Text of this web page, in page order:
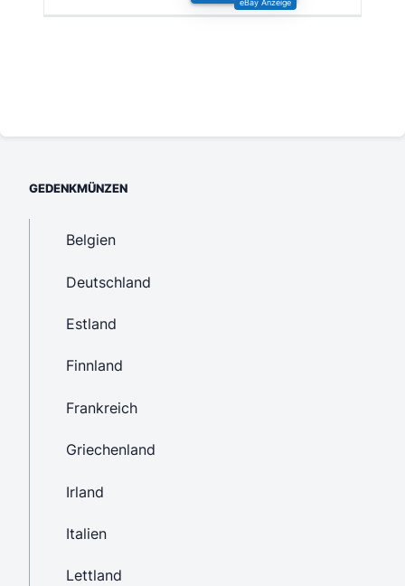
GEDENKMÜNZEN
Belgien
Deutschland
Estland
Finnland
Frankreich
Griechenland
Irland
Italien
Lettland